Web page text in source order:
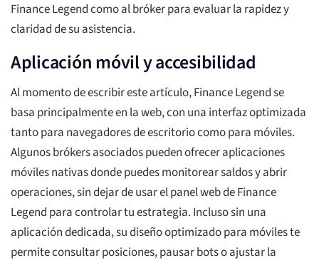
Finance Legend como al bróker para evaluar la rapidez y
claridad de su asistencia.
Aplicación móvil y accesibilidad
Al momento de escribir este artículo, Finance Legend se
basa principalmente en la web, con una interfaz optimizada
tanto para navegadores de escritorio como para móviles.
Algunos brókers asociados pueden ofrecer aplicaciones
móviles nativas donde puedes monitorear saldos y abrir
operaciones, sin dejar de usar el panel web de Finance
Legend para controlar tu estrategia. Incluso sin una
aplicación dedicada, su diseño optimizado para móviles te
permite consultar posiciones, pausar bots o ajustar la